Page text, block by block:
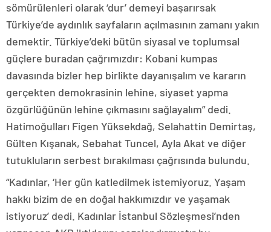
sömürülenleri olarak ‘dur’ demeyi başarırsak
Türkiye’de aydınlık sayfaların açılmasının zamanı yakın
demektir. Türkiye’deki bütün siyasal ve toplumsal
güçlere buradan çağrımızdır: Kobani kumpas
davasında bizler hep birlikte dayanışalım ve kararın
gerçekten demokrasinin lehine, siyaset yapma
özgürlüğünün lehine çıkmasını sağlayalım” dedi.
Hatimoğulları Figen Yüksekdağ, Selahattin Demirtaş,
Gülten Kışanak, Sebahat Tuncel, Ayla Akat ve diğer
tutukluların serbest bırakılması çağrısında bulundu.
“Kadınlar, ‘Her gün katledilmek istemiyoruz. Yaşam
hakkı bizim de en doğal hakkımızdır ve yaşamak
istiyoruz’ dedi. Kadınlar İstanbul Sözleşmesi’nden